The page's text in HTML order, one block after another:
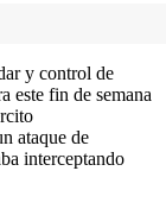
y control de
este fin de semana
ataque de
interceptando